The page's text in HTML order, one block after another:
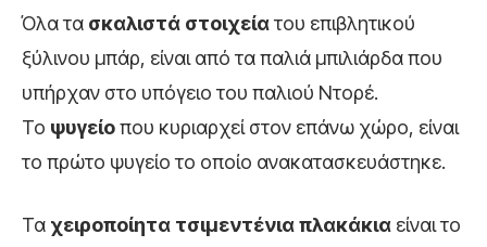
Όλα τα σκαλιστά στοιχείατου επιβλητικού
ξύλινου μπάρ, είναι από τα παλιά μπιλιάρδα που
υπήρχαν στο υπόγειο του παλιού Ντορέ.
Το ψυγείοπου κυριαρχεί στον επάνω χώρο, είναι
το πρώτο ψυγείο το οποίο ανακατασκευάστηκε.
Τα χειροποίητα τσιμεντένια πλακάκια είναι το